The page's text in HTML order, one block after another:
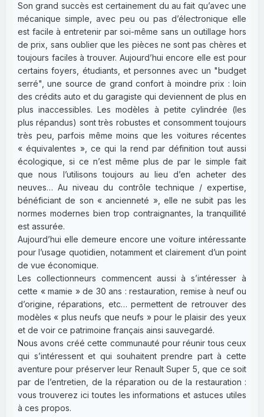
Son grand succès est certainement du au fait qu’avec une
mécanique simple, avec peu ou pas d’électronique elle
est facile à entretenir par soi-même sans un outillage hors
de prix, sans oublier que les pièces ne sont pas chères et
toujours faciles à trouver. Aujourd’hui encore elle est pour
certains foyers, étudiants, et personnes avec un "budget
serré", une source de grand confort à moindre prix : loin
des crédits auto et du garagiste qui deviennent de plus en
plus inaccessibles. Les modèles à petite cylindrée (les
plus répandus) sont très robustes et consomment toujours
très peu, parfois même moins que les voitures récentes
« équivalentes », ce qui la rend par définition tout aussi
écologique, si ce n’est même plus de par le simple fait
que nous l’utilisons toujours au lieu d’en acheter des
neuves… Au niveau du contrôle technique / expertise,
bénéficiant de son « ancienneté », elle ne subit pas les
normes modernes bien trop contraignantes, la tranquillité
est assurée.
Aujourd’hui elle demeure encore une voiture intéressante
pour l’usage quotidien, notamment et clairement d’un point
de vue économique.
Les collectionneurs commencent aussi à s’intéresser à
cette « mamie » de 30 ans : restauration, remise à neuf ou
d’origine, réparations, etc… permettent de retrouver des
modèles « plus neufs que neufs » pour le plaisir des yeux
et de voir ce patrimoine français ainsi sauvegardé.
Nous avons créé cette communauté pour réunir tous ceux
qui s’intéressent et qui souhaitent prendre part à cette
aventure pour préserver leur Renault Super 5, que ce soit
par de l’entretien, de la réparation ou de la restauration :
vous trouverez ici toutes les informations et astuces utiles
à ces propos.